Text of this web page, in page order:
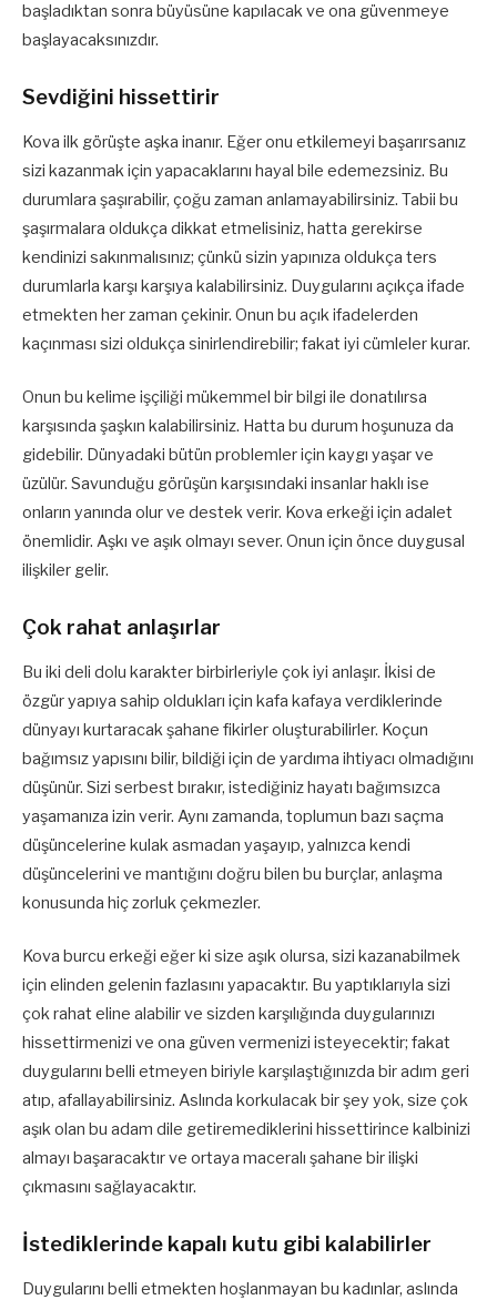
başladıktan sonra büyüsüne kapılacak ve ona güvenmeye
başlayacaksınızdır.
Sevdiğini hissettirir
Kova ilk görüşte aşka inanır. Eğer onu etkilemeyi başarırsanız
sizi kazanmak için yapacaklarını hayal bile edemezsiniz. Bu
durumlara şaşırabilir, çoğu zaman anlamayabilirsiniz. Tabii bu
şaşırmalara oldukça dikkat etmelisiniz, hatta gerekirse
kendinizi sakınmalısınız; çünkü sizin yapınıza oldukça ters
durumlarla karşı karşıya kalabilirsiniz. Duygularını açıkça ifade
etmekten her zaman çekinir. Onun bu açık ifadelerden
kaçınması sizi oldukça sinirlendirebilir; fakat iyi cümleler kurar.
Onun bu kelime işçiliği mükemmel bir bilgi ile donatılırsa
karşısında şaşkın kalabilirsiniz. Hatta bu durum hoşunuza da
gidebilir. Dünyadaki bütün problemler için kaygı yaşar ve
üzülür. Savunduğu görüşün karşısındaki insanlar haklı ise
onların yanında olur ve destek verir. Kova erkeği için adalet
önemlidir. Aşkı ve aşık olmayı sever. Onun için önce duygusal
ilişkiler gelir.
Çok rahat anlaşırlar
Bu iki deli dolu karakter birbirleriyle çok iyi anlaşır. İkisi de
özgür yapıya sahip oldukları için kafa kafaya verdiklerinde
dünyayı kurtaracak şahane fikirler oluşturabilirler. Koçun
bağımsız yapısını bilir, bildiği için de yardıma ihtiyacı olmadığını
düşünür. Sizi serbest bırakır, istediğiniz hayatı bağımsızca
yaşamanıza izin verir. Aynı zamanda, toplumun bazı saçma
düşüncelerine kulak asmadan yaşayıp, yalnızca kendi
düşüncelerini ve mantığını doğru bilen bu burçlar, anlaşma
konusunda hiç zorluk çekmezler.
Kova burcu erkeği eğer ki size aşık olursa, sizi kazanabilmek
için elinden gelenin fazlasını yapacaktır. Bu yaptıklarıyla sizi
çok rahat eline alabilir ve sizden karşılığında duygularınızı
hissettirmenizi ve ona güven vermenizi isteyecektir; fakat
duygularını belli etmeyen biriyle karşılaştığınızda bir adım geri
atıp, afallayabilirsiniz. Aslında korkulacak bir şey yok, size çok
aşık olan bu adam dile getiremediklerini hissettirince kalbinizi
almayı başaracaktır ve ortaya maceralı şahane bir ilişki
çıkmasını sağlayacaktır.
İstediklerinde kapalı kutu gibi kalabilirler
Duygularını belli etmekten hoşlanmayan bu kadınlar, aslında